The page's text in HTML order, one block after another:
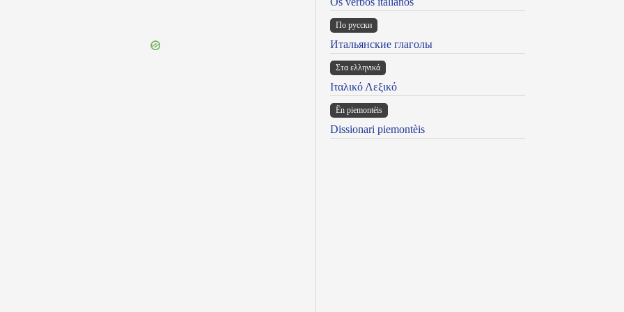
По русски
Итальянские глаголы
Στα ελληνικά
Ιταλικό Λεξικό
Ën piemontèis
Dissionari piemontèis